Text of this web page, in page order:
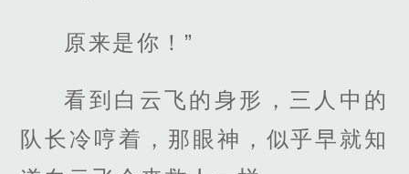
原来是你！”
看到白云飞的身形，三人中的
队长冷哼着，那眼神，似乎早就知